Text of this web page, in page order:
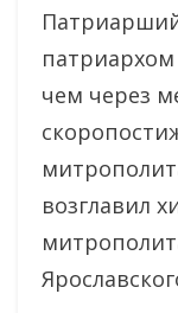
чем через
возглавил